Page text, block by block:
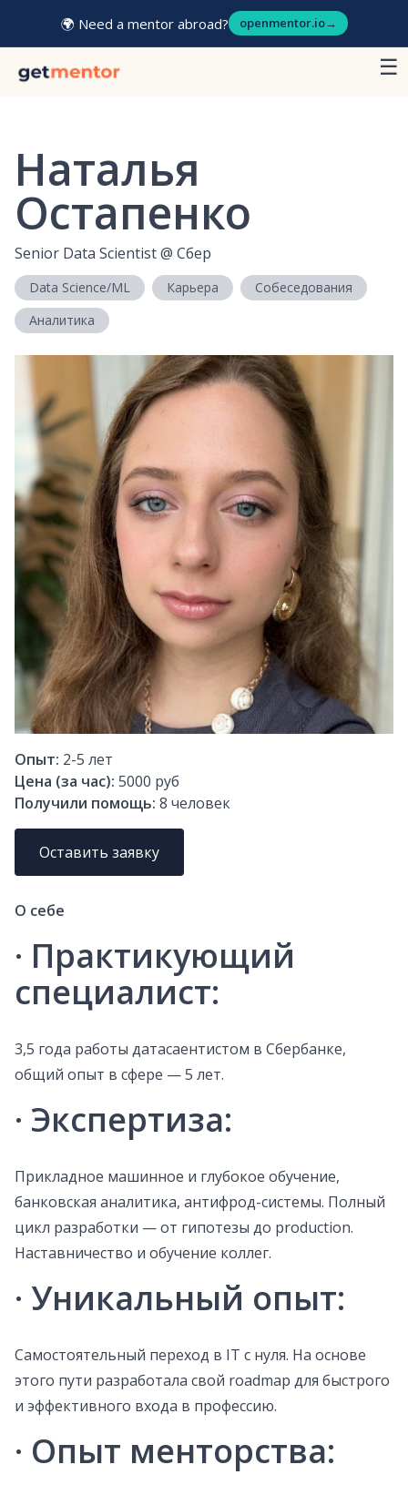
🌍 Need a mentor abroad? openmentor.io→
☰
Наталья
Остапенко
Senior Data Scientist@ Сбер
Data Science/ML Карьера
Собеседования
Аналитика
Опыт: 2-5 лет
Цена (за час): 5000 руб
Получили помощь: 8 человек
Оставить заявку
О себе
· Практикующий
специалист:
3,5 года работы датасаентистом в Сбербанке,
общий опыт в сфере — 5 лет.
· Экспертиза:
Прикладное машинное и глубокое обучение,
банковская аналитика, антифрод-системы. Полный
цикл разработки — от гипотезы до production.
Наставничество и обучение коллег.
· Уникальный опыт:
Самостоятельный переход в IT с нуля. На основе
этого пути разработала свой roadmap для быстрого
и эффективного входа в профессию.
· Опыт менторства: